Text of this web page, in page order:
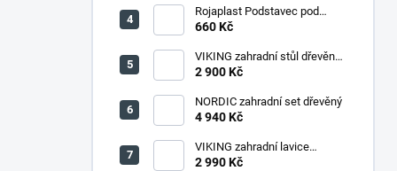
Rojaplast Podstavec pod
slunečník 22kg
660 Kč
VIKING zahradní stůl dřevěný
PŘÍRODNÍ - 150 cm
2 900 Kč
NORDIC zahradní set dřevěný
4 940 Kč
VIKING zahradní lavice
dřevěná PŘÍRODNÍ - 180 cm
2 990 Kč